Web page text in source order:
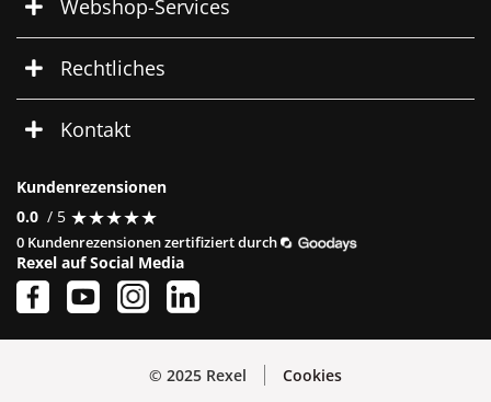
Webshop-Services
Rechtliches
Kontakt
Kundenrezensionen
0.0 / 5 ★★★★★
★★★★★
0 Kundenrezensionen zertifiziert durch
Rexel auf Social Media
© 2025 Rexel Cookies